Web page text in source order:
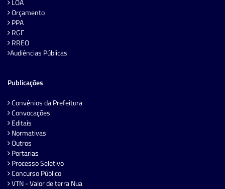
LOA
Orçamento
PPA
RGF
RREO
Audiências Públicas
Publicações
Convênios da Prefeitura
Convocações
Editais
Normativas
Outros
Portarias
Processo Seletivo
Concurso Público
VTN - Valor de terra Nua